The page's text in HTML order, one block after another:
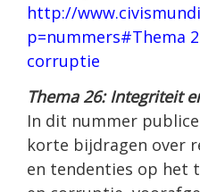
http://
p=nummers#Thema
corruptie
Thema 26: Integriteit
In dit nummer
korte bijdragen over
en tendenties op het